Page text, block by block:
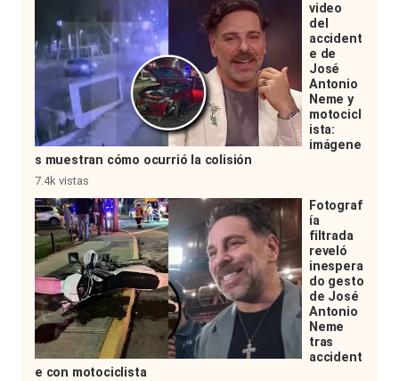
video
del
accident
e de
José
Antonio
Neme y
motocicl
ista:
imágene
s muestran cómo ocurrió la colisión
7.4k vistas
Fotograf
ía
filtrada
reveló
inespera
do gesto
de José
Antonio
Neme
tras
accident
e con motociclista